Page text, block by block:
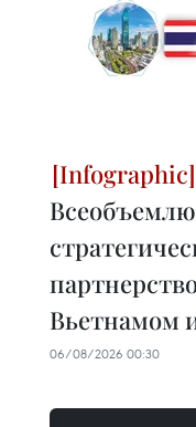
Вьетнамом
06/08/2026 00:30